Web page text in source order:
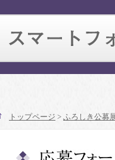
トップページ > ふろしき公募